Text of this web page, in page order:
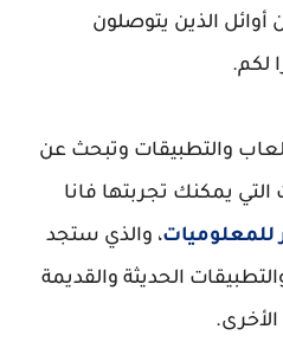
أوائل الذين يتوصلون
لكم.
والتطبيقات وتبحث عن
يمكنك تجربتها فانا
للمعلوميات، والذي ستجد
الحديثة والقديمة